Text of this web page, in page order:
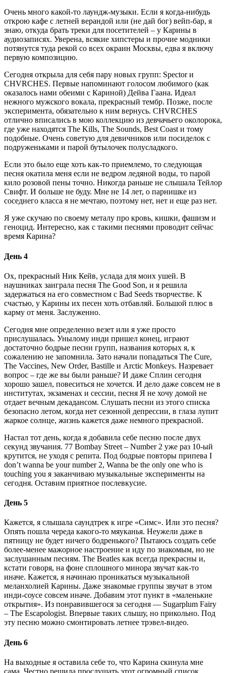
Очень много какой-то лаундж-музыки. Если я когда-нибудь
открою кафе с летней верандой или (не дай бог) вейп-бар, я
знаю, откуда брать треки для посетителей – у Карины в
аудиозаписях. Уверена, всякие хипстеры и прочие модники
потянутся туда рекой со всех окраин Москвы, едва я включу
первую композицию.
Сегодня открыла для себя пару новых групп: Spector и
CHVRCHES. Первые напоминают голосом любимого (как
оказалось нами обеими с Кариной) Дейва Гаана. Идеал
нежного мужского вокала, прекрасный тембр. Позже, после
эксперимента, обязательно к ним вернусь. CHVRCHES
отлично вписались в мою коллекцию из девчачьего околорока,
где уже находятся The Kills, The Sounds, Best Coast и тому
подобные. Очень советую для девичников или посиделок с
подруженьками и парой бутылочек полусладкого.
Если это было еще хоть как-то приемлемо, то следующая
песня окатила меня если не ведром ледяной воды, то парой
кило розовой пены точно. Никогда раньше не слышала Тейлор
Свифт. И больше не буду. Мне не 14 лет, о парнишке из
соседнего класса я не мечтаю, поэтому нет, нет и еще раз нет.
Я уже скучаю по своему металу про кровь, кишки, фашизм и
геноцид. Интересно, как с такими песнями проводит сейчас
время Карина?
День 4
Ох, прекрасный Ник Кейв, услада для моих ушей. В
наушниках заиграла песня The Good Son, и я решила
задержаться на его совместном с Bad Seeds творчестве. К
счастью, у Карины их песен хоть отбавляй. Большой плюс в
карму от меня. Заслуженно.
Сегодня мне определенно везет или я уже просто
прислушалась. Унылому инди пришел конец, играют
достаточно бодрые песни групп, названия которых я, к
сожалению не запомнила. Зато начали попадаться The Cure,
The Vaccines, New Order, Bastille и Arctic Monkeys. Назревает
вопрос – где же вы были раньше? И даже Сплин сегодня
хорошо зашел, повеситься не хочется. И дело даже совсем не в
институтах, экзаменах и сессии, песня Я не хочу домой не
отдает вечным декадансом. Слушать песни из этого списка
безопасно летом, когда нет сезонной депрессии, в глаза лупит
жаркое солнце, жизнь кажется даже немного прекрасной.
Настал тот день, когда я добавила себе песню после двух
секунд звучания. 77 Bombay Street – Number 2 уже раз 10-ый
крутится, не уходя с репита. Под бодрые повторы припева I
don’t wanna be your number 2, Wanna be the only one who is
touching you я заканчиваю музыкальные эксперименты на
сегодня. Оставим приятное послевкусие.
День 5
Кажется, я слышала саундтрек к игре «Симс». Или это песня?
Опять пошла череда какого-то мяуканья. Неужели даже в
пятницу не будет ничего бодренького? Пытаюсь создать себе
более-менее мажорное настроение и иду по знакомым, но не
заслушанным песням. The Beatles как всегда прекрасны и,
кстати говоря, на фоне сплошного минора звучат как-то
иначе. Кажется, я начинаю проникаться музыкальной
меланхолией Карины. Даже знакомые группы звучат в этом
инди-соусе совсем иначе. Добавим этот пункт в «маленькие
открытия». Из понравившегося за сегодня — Sugarplum Fairy
– The Escapologist. Впервые таких слышу, но прикольно. Под
эту песню можно смонтировать летнее трэвел-видео.
День 6
На выходные я оставила себе то, что Карина скинула мне
сама. Честно решила прослушать этот огромный список